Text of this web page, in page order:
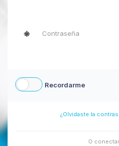
Recordarme
¿Olvidaste la
O